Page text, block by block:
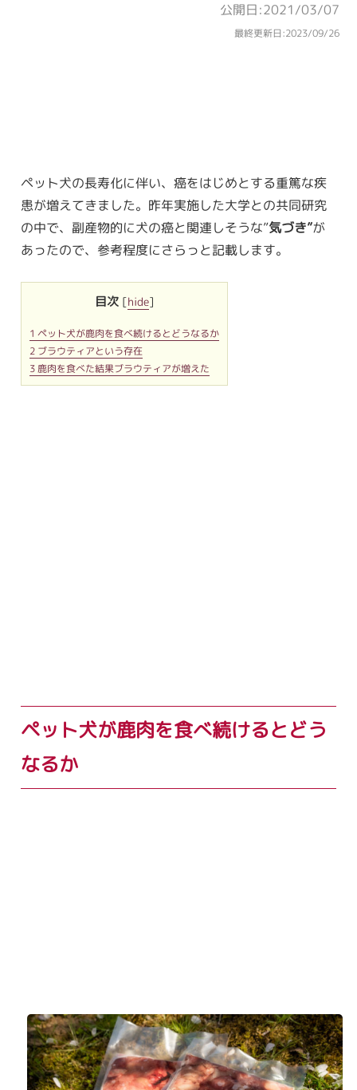
公開日:2021/03/07
最終更新日:2023/09/26
ペット犬の長寿化に伴い、癌をはじめとする重篤な疾
患が増えてきました。昨年実施した大学との共同研究
の中で、副産物的に犬の癌と関連しそうな”気づき”が
あったので、参考程度にさらっと記載します。
目次 [hide]
1 ペット犬が鹿肉を食べ続けるとどうなるか
2 ブラウティアという存在
3鹿肉を食べた結果ブラウティアが増えた
ペット犬が鹿肉を食べ続けるとどう
なるか